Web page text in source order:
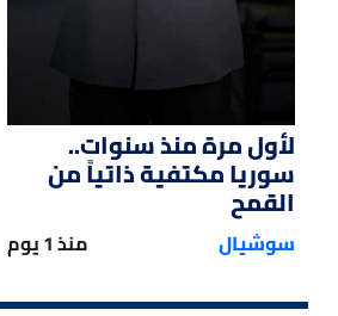
لأول مرة منذ سنوات..
سوريا مكتفية ذاتياً من
القمح
سوشيال منذ 1 يوم